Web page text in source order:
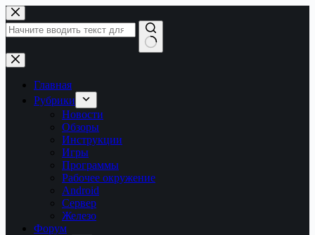
Перейти
к
сути
Ничего
не
найденоГлавная
Рубрики
Новости
Обзоры
Инструкции
Игры
Программы
Рабочее окружение
Android
Сервер
Железо
Форум